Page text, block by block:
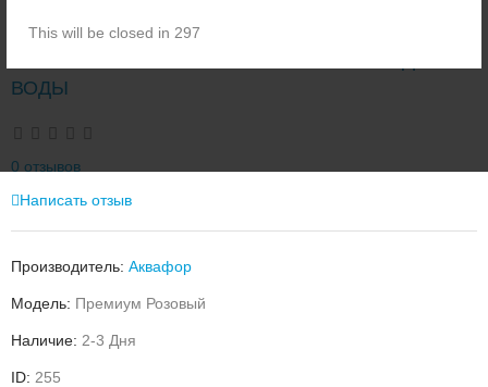
This will be closed in 297
ВОДЫ
0 отзывов
Написать отзыв
Производитель: Аквафор
Модель: Премиум Розовый
Наличие: 2-3 Дня
ID: 255